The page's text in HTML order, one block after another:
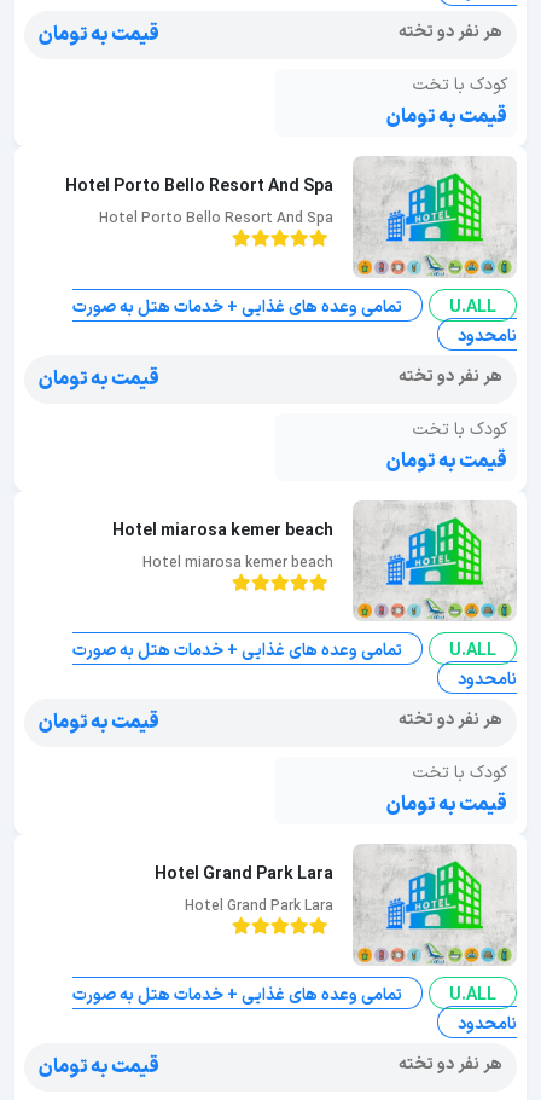
هر نفر دو تخته
قیمت به تومان
کودک با تخت
قیمت به تومان
Hotel Porto Bello Resort And Spa
Hotel Porto Bello Resort And Spa
U.ALL
تمامی وعده های غذایی + خدمات هتل به صورت
نامحدود
هر نفر دو تخته
قیمت به تومان
کودک با تخت
قیمت به تومان
Hotel miarosa kemer beach
Hotel miarosa kemer beach
U.ALL
تمامی وعده های غذایی + خدمات هتل به صورت
نامحدود
هر نفر دو تخته
قیمت به تومان
کودک با تخت
قیمت به تومان
Hotel Grand Park Lara
Hotel Grand Park Lara
U.ALL
تمامی وعده های غذایی + خدمات هتل به صورت
نامحدود
هر نفر دو تخته
قیمت به تومان